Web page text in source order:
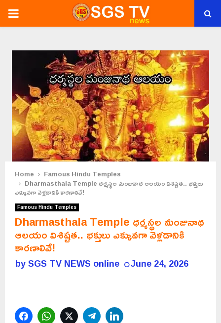
PRIMARY
Home Famous Hindu Temples
Dharmasthala Temple ధర్మస్థల మంజునాథ ఆలయం విశిష్టత.. భక్తులు
ఎక్కువగా వెళ్లడానికి కారణాలివే!
Famous Hindu Temples
Dharmasthala Temple ధర్మస్థల మంజునాథ
ఆలయం విశిష్టత.. భక్తులు ఎక్కువగా వెళ్లడానికి
కారణాలివే!
bySGS TV NEWS online June 24, 2026
FacebookWhatsAppTwitterTelegram